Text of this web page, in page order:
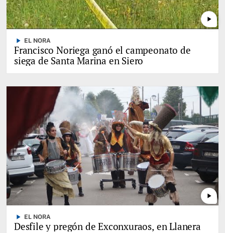
play_arrow
play_arrow EL NORA
Francisco Noriega ganó el campeonato de
siega de Santa Marina en Siero
play_arrow
play_arrow EL NORA
Desfile y pregón de Exconxuraos, en Llanera